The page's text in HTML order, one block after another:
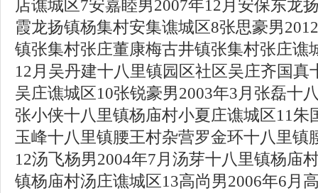
店谯城区7安嘉睦男2007年12月安保东龙
霞龙扬镇杨集村安集谯城区8张思豪男
镇张集村张庄董康梅古井镇张集村张庄谯
12月吴丹建十八里镇园区社区吴庄齐国真
吴庄谯城区10张锐豪男2003年3月张磊十
张小侠十八里镇杨庙村小夏庄谯城区11朱
玉峰十八里镇腰王村杂营罗金环十八里镇
12汤飞杨男2004年7月汤芽十八里镇杨庙
镇杨庙村汤庄谯城区13高尚男2006年6月